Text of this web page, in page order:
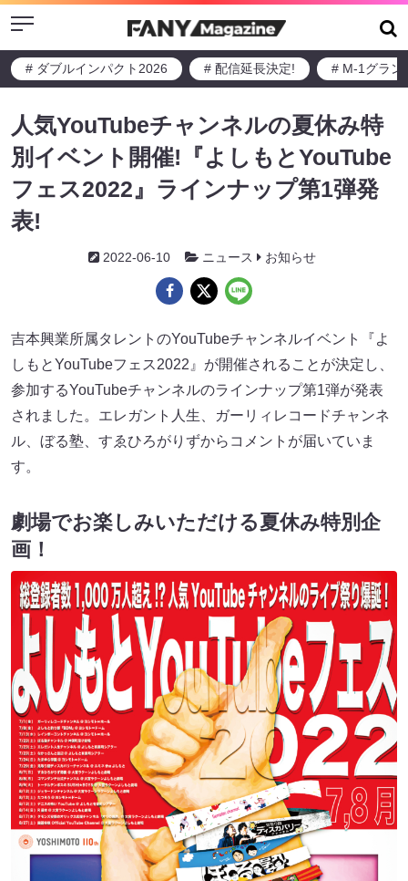
Menu
# ダブルインパクト2026 # 配信延長決定! # M-1グラン
人気YouTubeチャンネルの夏休み特
別イベント開催!『よしもとYouTube
フェス2022』ラインナップ第1弾発
表!
2022-06-10 ニュース お知らせ
吉本興業所属タレントのYouTubeチャンネルイベント『よ
しもとYouTubeフェス2022』が開催されることが決定し、
参加するYouTubeチャンネルのラインナップ第1弾が発表
されました。エレガント人生、ガーリィレコードチャンネ
ル、ぼる塾、すゑひろがりずからコメントが届いていま
す。
劇場でお楽しみいただける夏休み特別企
画！